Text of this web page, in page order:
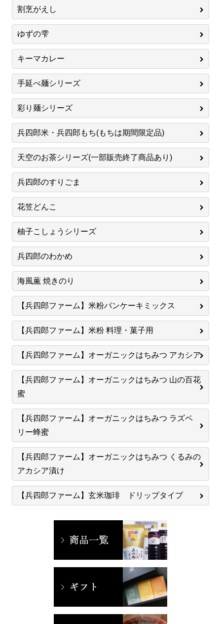
割烹がえし
ゆずの雫
キーマカレー
手延べ麺シリーズ
彩り麺シリーズ
兵四郎米・兵四郎もち(もちは期間限定品)
天空のお茶シリーズ(一部販売終了商品あり)
兵四郎のすりごま
花笠どんこ
柚子こしょうシリーズ
兵四郎のわかめ
海風薫 焼きのり
【兵四郎ファーム】米粉パンケーキミックス
【兵四郎ファーム】米粉 料理・菓子用
【兵四郎ファーム】オーガニックはちみつ アカシア
【兵四郎ファーム】オーガニックはちみつ 山の百花
蜜
【兵四郎ファーム】オーガニックはちみつ ラズベ
リー蜂蜜
【兵四郎ファーム】オーガニックはちみつ くるみの
アカシア漬け
【兵四郎ファーム】玄米珈琲 ドリップタイプ